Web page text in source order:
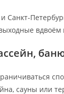
Санкт-
вдвоём
сауны или